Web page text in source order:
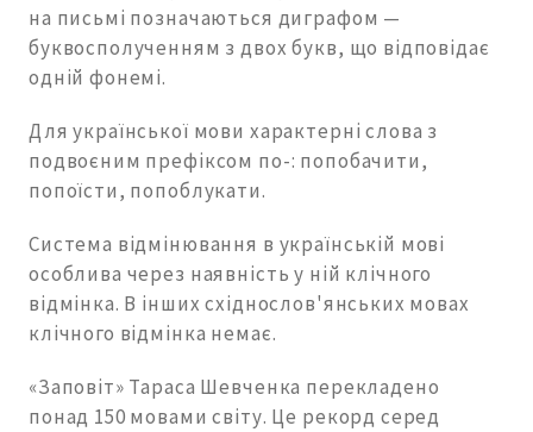
на письмі позначаються диграфом —
буквосполученням з двох букв, що відповідає
одній фонемі.
Для української мови характерні слова з
подвоєним префіксом по-: попобачити,
попоїсти, попоблукати.
Система відмінювання в українській мові
особлива через наявність у ній клічного
відмінка. В інших східнослов'янських мовах
клічного відмінка немає.
«Заповіт» Тараса Шевченка перекладено
понад 150 мовами світу. Це рекорд серед